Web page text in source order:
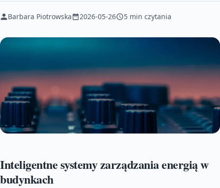
Barbara Piotrowska 2026-05-26 5 min czytania
Inteligentne systemy zarządzania energią w
budynkach